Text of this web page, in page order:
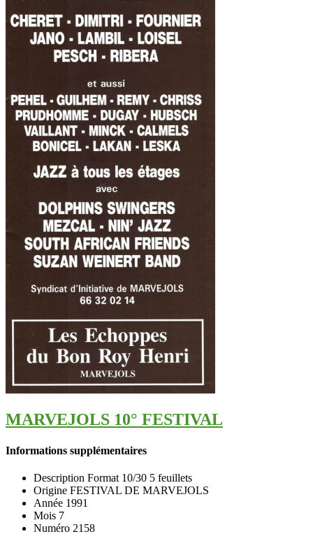
MARVEJOLS 10° FESTIVAL
Informations supplémentaires
Description Format 10/30 5 feuillets
Origine FESTIVAL DE MARVEJOLS
Année 1991
Mois 7
Numéro 2158